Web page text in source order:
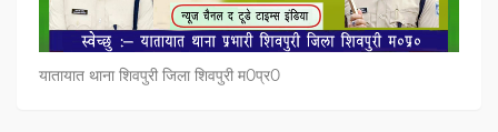
यातायात थाना शिवपुरी जिला शिवपुरी म0प्र0